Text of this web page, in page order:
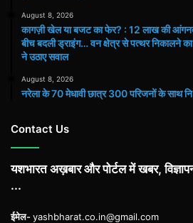
August 8, 2026
कागज़ी खेल या बजट का फेर? : 12 लाख की
बीच बदली ड्राइंग… वन क्षेत्र से पत्थर निकालने का
ने उठाए सवाल
August 8, 2026
नरेला के 70 मेधावी छात्र 300 परिजनों के साथ
Contact Us
यशभारत अख़बार और पोर्टल में खबर,
...
ईमेल-yashbharat.co.in@gmail.com